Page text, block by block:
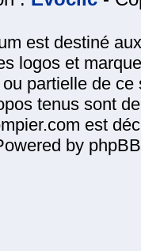
est destiné
logos et
partielle de
tenus sont
est
by